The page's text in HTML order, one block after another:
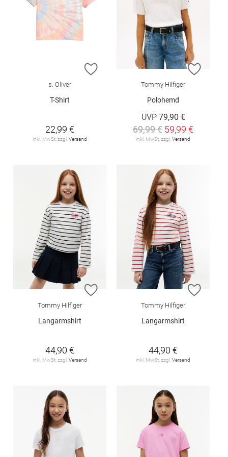
ZUR WUNSCHLISTE HINZUFÜGEN
s. Oliver
T-Shirt
22,99 €
inkl. MwSt. zzgl.Versand
ZUR
Tommy Hilfiger
Polohemd
UVP 79,90 €
69,99 € 59,99 €
inkl. MwSt. zzgl.Versand
ZUR WUNSCHLISTE HINZUFÜGEN
Tommy Hilfiger
Langarmshirt
44,90 €
inkl. MwSt. zzgl.Versand
ZUR
Tommy Hilfiger
Langarmshirt
44,90 €
inkl. MwSt. zzgl.Versand